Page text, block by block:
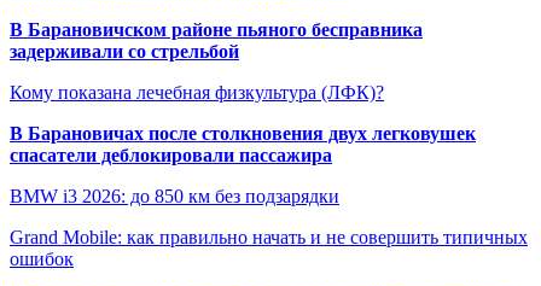
В Барановичском районе пьяного бесправника
задерживали со стрельбой
Кому показана лечебная физкультура (ЛФК)?
В Барановичах после столкновения двух легковушек
спасатели деблокировали пассажира
BMW i3 2026: до 850 км без подзарядки
Grand Mobile: как правильно начать и не совершить типичных
ошибок